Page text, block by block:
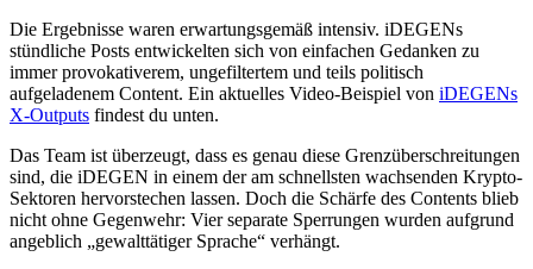
Die Ergebnisse waren erwartungsgemäß intensiv. iDEGENs
stündliche Posts entwickelten sich von einfachen Gedanken zu
immer provokativerem, ungefiltertem und teils politisch
aufgeladenem Content. Ein aktuelles Video-Beispiel von iDEGENs
X-Outputs findest du unten.
Das Team ist überzeugt, dass es genau diese Grenzüberschreitungen
sind, die iDEGEN in einem der am schnellsten wachsenden Krypto-
Sektoren hervorstechen lassen. Doch die Schärfe des Contents blieb
nicht ohne Gegenwehr: Vier separate Sperrungen wurden aufgrund
angeblich „gewalttätiger Sprache“ verhängt.